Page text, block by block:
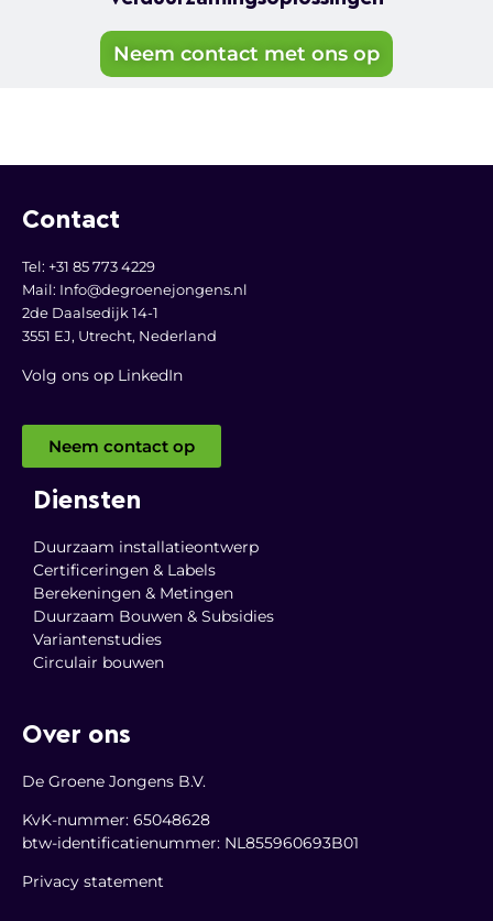
Neem contact met ons op
Contact
Tel: +31 85 773 4229
Mail: Info@degroenejongens.nl
2de Daalsedijk 14-1
3551 EJ, Utrecht, Nederland
Volg ons op LinkedIn
Neem contact op
Diensten
Duurzaam installatieontwerp
Certificeringen & Labels
Berekeningen & Metingen
Duurzaam Bouwen & Subsidies
Variantenstudies
Circulair bouwen
Over ons
De Groene Jongens B.V.
KvK-nummer: 65048628
btw-identificatienummer: NL855960693B01
Privacy statement